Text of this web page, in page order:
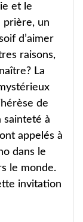
et le
prière, un
d’aimer
raisons,
La
de
sainteté à
appelés à
dans le
le monde.
invitation